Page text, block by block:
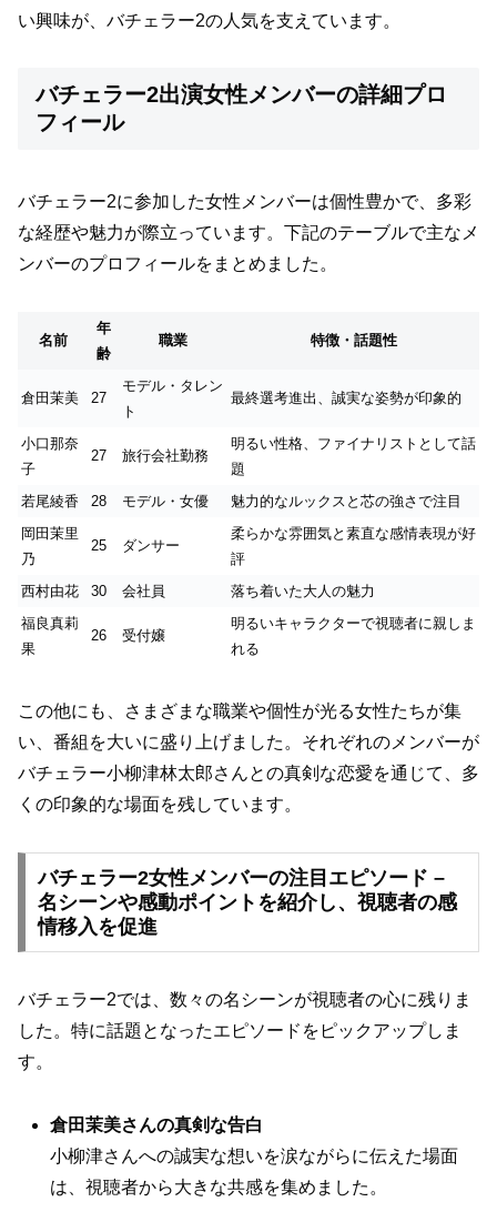
い興味が、バチェラー2の人気を支えています。
バチェラー2出演女性メンバーの詳細プロ
フィール
バチェラー2に参加した女性メンバーは個性豊かで、多彩
な経歴や魅力が際立っています。下記のテーブルで主なメ
ンバーのプロフィールをまとめました。
名前
年
齢
職業 特徴・話題性
倉田茉美 27
モデル・タレン
ト
最終選考進出、誠実な姿勢が印象的
小口那奈
子
27 旅行会社勤務
明るい性格、ファイナリストとして話
題
若尾綾香
28 モデル・女優
魅力的なルックスと芯の強さで注目
岡田茉里
乃
25 ダンサー
柔らかな雰囲気と素直な感情表現が好
評
西村由花
30 会社員
落ち着いた大人の魅力
福良真莉
果
26 受付嬢
明るいキャラクターで視聴者に親しま
れる
この他にも、さまざまな職業や個性が光る女性たちが集
い、番組を大いに盛り上げました。それぞれのメンバーが
バチェラー小柳津林太郎さんとの真剣な恋愛を通じて、多
くの印象的な場面を残しています。
バチェラー2女性メンバーの注目エピソード –
名シーンや感動ポイントを紹介し、視聴者の感
情移入を促進
バチェラー2では、数々の名シーンが視聴者の心に残りま
した。特に話題となったエピソードをピックアップしま
す。
倉田茉美さんの真剣な告白
小柳津さんへの誠実な想いを涙ながらに伝えた場面
は、視聴者から大きな共感を集めました。